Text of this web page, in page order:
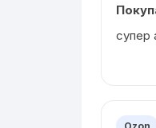
супер